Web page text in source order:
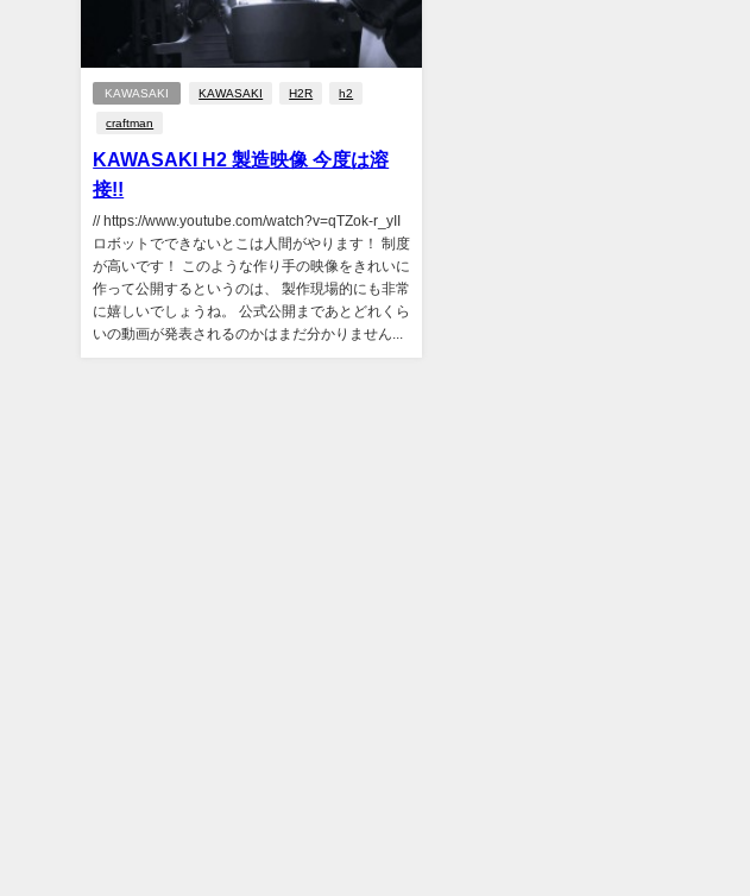
KAWASAKI KAWASAKI H2R h2
craftman
KAWASAKI H2 製造映像 今度は溶
接!!
// https://www.youtube.com/watch?v=qTZok-r_yII
ロボットでできないとこは人間がやります！ 制度
が高いです！ このような作り手の映像をきれいに
作って公開するというのは、 製作現場的にも非常
に嬉しいでしょうね。 公式公開まであとどれくら
いの動画が発表されるのかはまだ分かりません...